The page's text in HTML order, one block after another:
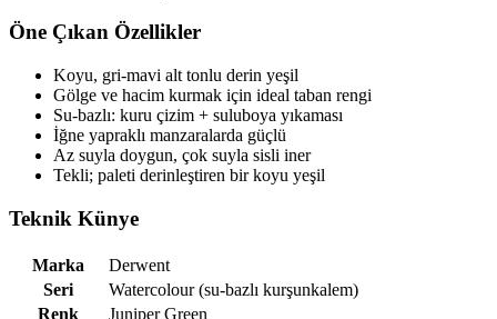
Öne Çıkan Özellikler
Koyu, gri-mavi alt tonlu derin yeşil
Gölge ve hacim kurmak için ideal taban rengi
Su-bazlı: kuru çizim + suluboya yıkaması
İğne yapraklı manzaralarda güçlü
Az suyla doygun, çok suyla sisli iner
Tekli; paleti derinleştiren bir koyu yeşil
Teknik Künye
Marka
Derwent
Seri
Watercolour (su-bazlı kurşunkalem)
Renk
Juniper Green